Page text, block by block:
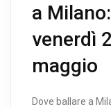
a
venerdì
maggio
Dove ballare a